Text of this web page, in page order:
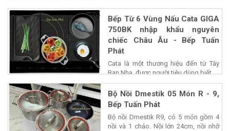
Bếp Từ 6 Vùng Nấu Cata GIGA
750BK nhập khẩu nguyên
chiếc Châu Âu - Bếp Tuấn
Phát
Cata là một thương hiệu đến từ Tây
Ban Nha, được người tiêu dùng biết...
Bộ Nồi Dmestik 05 Món R - 9,
Bếp Tuấn Phát
Bộ nồi Dmestik R9, có 5 món gồm 4
nồi và 1 chảo. Nồi lớn 24cm, nồi nhỡ